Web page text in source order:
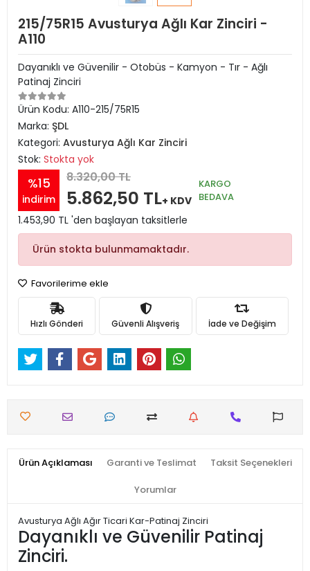
215/75R15 Avusturya Ağlı Kar Zinciri -
A110
Dayanıklı ve Güvenilir - Otobüs - Kamyon - Tır - Ağlı
Patinaj Zinciri
Ürün Kodu: A110-215/75R15
Marka: ŞDL
Kategori: Avusturya Ağlı Kar Zinciri
Stok: Stokta yok
%15
indirim
8.320,00 TL
5.862,50 TL+ KDV
KARGO
BEDAVA
1.453,90 TL 'den başlayan taksitlerle
Ürün stokta bulunmamaktadır.
Favorilerime ekle
Hızlı Gönderi Güvenli Alışveriş İade ve Değişim
Ürün Açıklaması Garanti ve Teslimat Taksit Seçenekleri
Yorumlar
Avusturya Ağlı Ağır Ticari Kar-Patinaj Zinciri
Dayanıklı ve Güvenilir Patinaj
Zinciri.